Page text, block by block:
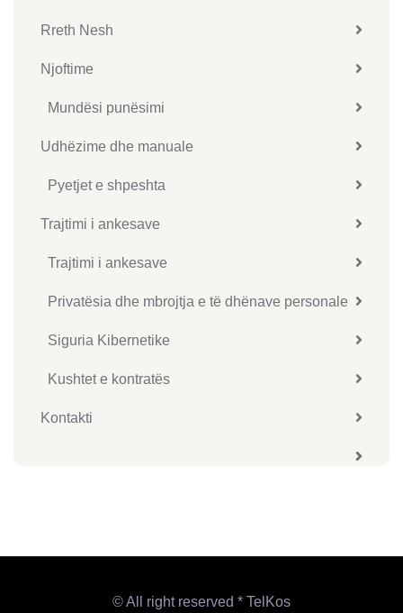
Rreth Nesh
Njoftime
Mundësi punësimi
Udhëzime dhe manuale
Pyetjet e shpeshta
Trajtimi i ankesave
Trajtimi i ankesave
Privatësia dhe mbrojtja e të dhënave personale
Siguria Kibernetike
Kushtet e kontratës
Kontakti
© All right reserved * TelKos